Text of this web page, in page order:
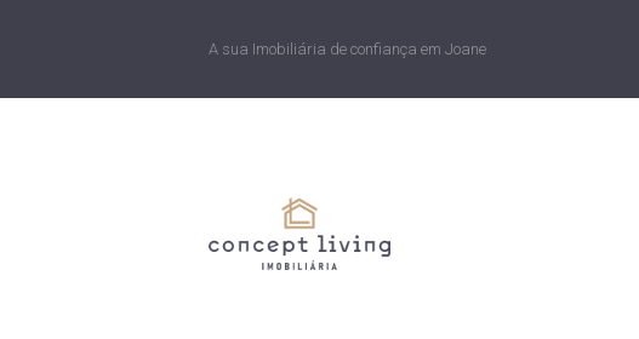
A sua Imobiliária de confiança em Joane